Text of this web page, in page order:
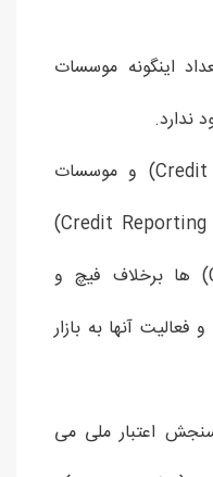
اینگونه موسسات
ندارد.
امتیازدهی اعتباری (Credit Scoring) و موسسات
گزارشگری اعتباری (Credit Reporting Agencies)
یا اصطلاحا (Credit Bureau) ها برخلاف فیچ و
فعالیت آنها به بازار
اعتبار ملی می